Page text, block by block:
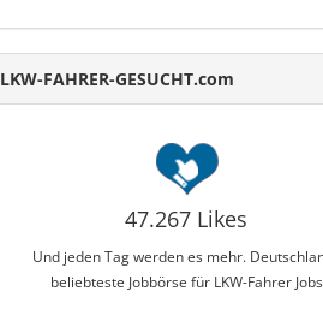
LKW-FAHRER-GESUCHT.com
47.267 Likes
Und jeden Tag werden es mehr.
beliebteste Jobbörse für LKW-Fahrer Jobs